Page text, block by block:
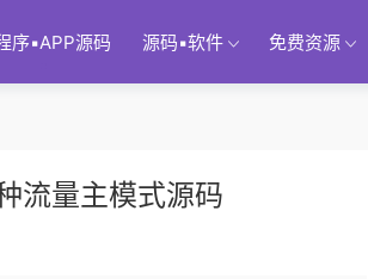
序▪APP源码 源码▪软件 免费资源
流量主模式源码